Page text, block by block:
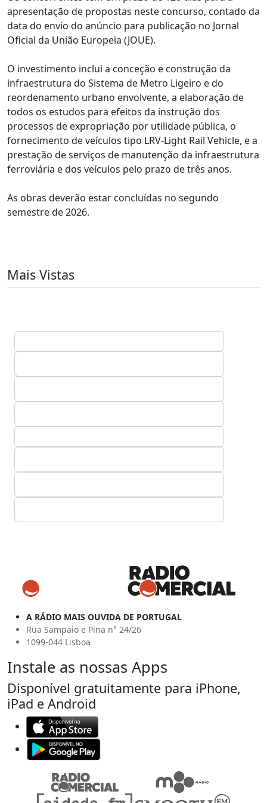
apresentação de propostas neste concurso, contado da
data do envio do anúncio para publicação no Jornal
Oficial da União Europeia (JOUE).
O investimento inclui a conceção e construção da
infraestrutura do Sistema de Metro Ligeiro e do
reordenamento urbano envolvente, a elaboração de
todos os estudos para efeitos da instrução dos
processos de expropriação por utilidade pública, o
fornecimento de veículos tipo LRV-Light Rail Vehicle, e a
prestação de serviços de manutenção da infraestrutura
ferroviária e dos veículos pelo prazo de três anos.
As obras deverão estar concluídas no segundo
semestre de 2026.
Mais Vistas
A RÁDIO MAIS OUVIDA DE PORTUGAL
Rua Sampaio e Pina n° 24/26
1099-044 Lisboa
Instale as nossas Apps
Disponível gratuitamente para iPhone,
iPad e Android